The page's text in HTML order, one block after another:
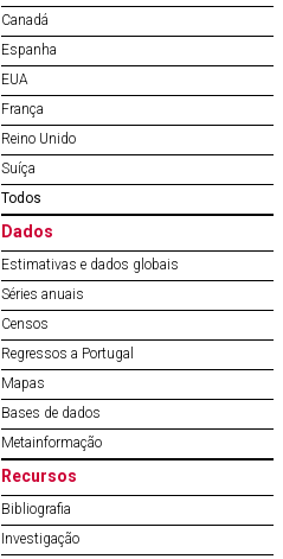
Canadá
Espanha
EUA
França
Reino Unido
Suíça
Todos
Dados
Estimativas e dados globais
Séries anuais
Censos
Regressos a Portugal
Mapas
Bases de dados
Metainformação
Recursos
Bibliografia
Investigação